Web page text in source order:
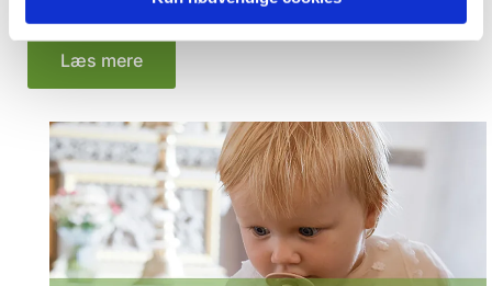
Personalekonsulentordning
Læs mere